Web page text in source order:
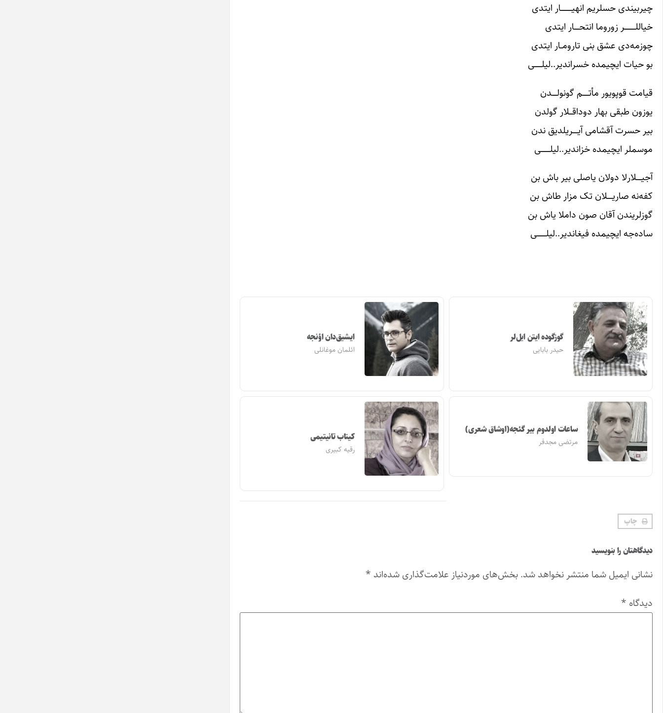
چیربیندی حسلریم انهیـــــــــــار ایتدی
خیاللـــــــــــر زوروما انتحـــــار ایتدی
چوزمه‌دی عشق بنی تارومــار ایتدی
بو حیات ایچیمده خسراندیر..لیلـــــــى
قیامت قوپویور مأتــــــم ﮔونولـــــدن
یوزون طبقی بهار دوداقـــلار ﮔولدن
بیر حسرت آقشامى آیـــــریلدیق ندن
موسملر ایچیمده خزاندیر..لیلـــــــــى
آجیـــــلارلا دولان یاصلی بیر باش بن
کفه‌نه صاریـــــلان تک مزار طاش بن
ﮔوزلریندن آقان صون داملا یاش بن
ساده‌جه ایچیمده فیغاندیر..لیلـــــــــى
گوزگوده ایتن ایل‌لر
حیدر بابایی
ایشیق‌دان اؤنجه
ائلمان موغانلی
ساعات اولدوم بیر گئجه(اوشاق شعری)
مرتضی مجدفر کیتاب تانیتیمی
رقیه کبیری
چاپ
دیدگاهتان را بنویسید
نشانی ایمیل شما منتشر نخواهد شد. بخش‌های موردنیاز علامت‌گذاری شده‌اند *
دیدگاه *